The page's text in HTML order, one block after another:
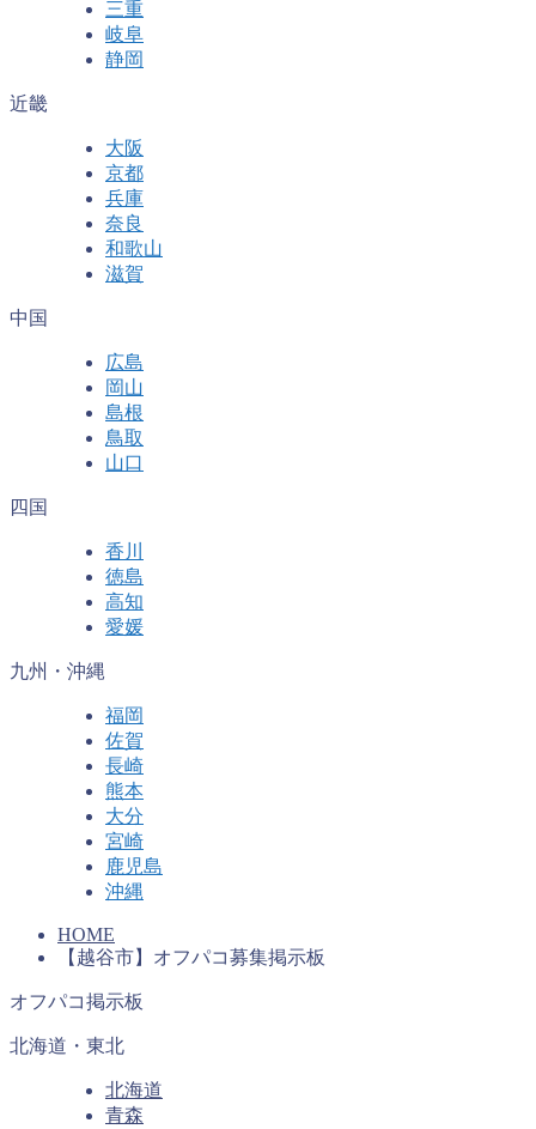
三重
岐阜
静岡
近畿
大阪
京都
兵庫
奈良
和歌山
滋賀
中国
広島
岡山
島根
鳥取
山口
四国
香川
徳島
高知
愛媛
九州・沖縄
福岡
佐賀
長崎
熊本
大分
宮崎
鹿児島
沖縄
HOME
【越谷市】オフパコ募集掲示板
オフパコ掲示板
北海道・東北
北海道
青森